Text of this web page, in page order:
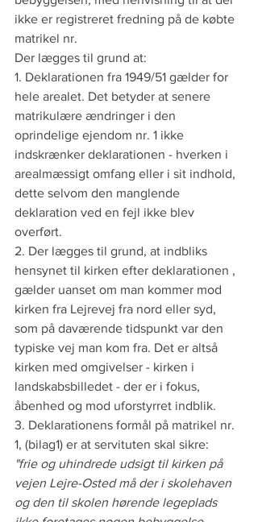
ikke er registreret fredning på de købte
matrikel nr.
Der lægges til grund at:
1. Deklarationen fra 1949/51 gælder for
hele arealet. Det betyder at senere
matrikulære ændringer i den
oprindelige ejendom nr. 1 ikke
indskrænker deklarationen - hverken i
arealmæssigt omfang eller i sit indhold,
dette selvom den manglende
deklaration ved en fejl ikke blev
overført.
2. Der lægges til grund, at indbliks
hensynet til kirken efter deklarationen ,
gælder uanset om man kommer mod
kirken fra Lejrevej fra nord eller syd,
som på daværende tidspunkt var den
typiske vej man kom fra. Det er altså
kirken med omgivelser - kirken i
landskabsbilledet - der er i fokus,
åbenhed og mod uforstyrret indblik.
3. Deklarationens formål på matrikel nr.
1, (bilag1) er at servituten skal sikre:
"frie og uhindrede udsigt til kirken på
vejen Lejre-Osted må der i skolehaven
og den til skolen hørende legeplads